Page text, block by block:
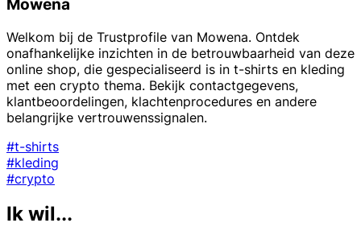
Mowena
Welkom bij de Trustprofile van Mowena. Ontdek
onafhankelijke inzichten in de betrouwbaarheid van deze
online shop, die gespecialiseerd is in t-shirts en kleding
met een crypto thema. Bekijk contactgegevens,
klantbeoordelingen, klachtenprocedures en andere
belangrijke vertrouwenssignalen.
#t-shirts
#kleding
#crypto
Ik wil...